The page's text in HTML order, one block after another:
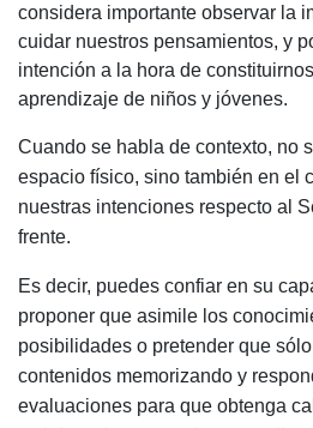
considera importante observar la
cuidar nuestros pensamientos, y
intención a la hora de
aprendizaje de niños y jóvenes.
Cuando se habla de contexto, no
espacio físico, sino también en el
nuestras intenciones respecto al
frente.
Es decir, puedes confiar en su
proponer que asimile los
posibilidades o pretender que
contenidos memorizando y
evaluaciones para que obtenga